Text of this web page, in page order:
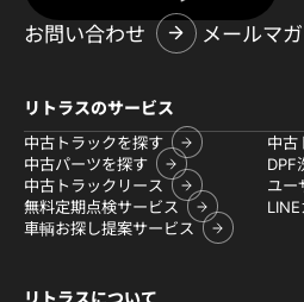
お問い合わせ
メールマ
リトラスのサービス
中古トラックを探す
中古
中古パーツを探す
DPF
中古トラックリース
ユー
無料定期点検サービス
車輌お探し提案サービス
リトラスについて